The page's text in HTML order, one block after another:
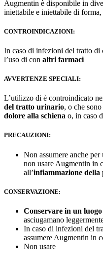
Augmentin è disponibile in
iniettabile e iniettabile di forma,
CONTROINDICAZIONI:
In caso di infezioni del tratto di
l’uso di con altri farmaci
AVVERTENZE SPECIALI:
L’utilizzo di è controindicato
del tratto urinario, o che
dolore alla schiena o, in caso
PRECAUZIONI:
Non assumere anche
non usare Augmentin in
all’infiammazione della
CONSERVAZIONE:
Conservare in un
asciugamano
In caso di infezioni del
assumere Augmentin in
Non usare